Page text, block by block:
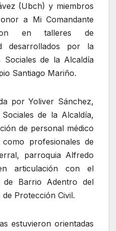
(Ubch) y miembros
a Mi Comandante
en talleres de
desarrollados por la
Sociales de la Alcaldía
Santiago Mariño.
por Yoliver Sánchez,
de la Alcaldía,
de personal médico
profesionales de
parroquia Alfredo
articulación con el
Barrio Adentro del
Protección Civil.
estuvieron orientadas